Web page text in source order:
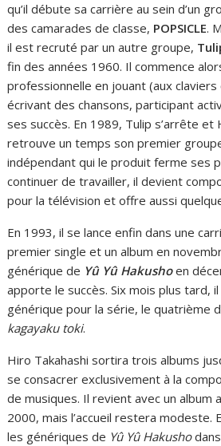
qu’il débute sa carrière au sein d’un
des camarades de classe, POPSICLE.
il est recruté par un autre groupe,
fin des années 1960. Il commence
professionnelle en jouant (aux
écrivant des chansons, participant
ses succès. En 1989, Tulip s’arrête et
retrouve un temps son premier
indépendant qui le produit ferme ses
continuer de travailler, il devient
pour la télévision et offre aussi
En 1993, il se lance enfin dans une
premier single et un album en
générique de Yû Yû Hakushoen
apporte le succès. Six mois plus tard,
générique pour la série, le quatrième
kagayaku toki.
Hiro Takahashi sortira trois albums
se consacrer exclusivement à la
de musiques. Il revient avec un album
2000, mais l’accueil restera modeste.
les génériques de Yû Yû Hakusho